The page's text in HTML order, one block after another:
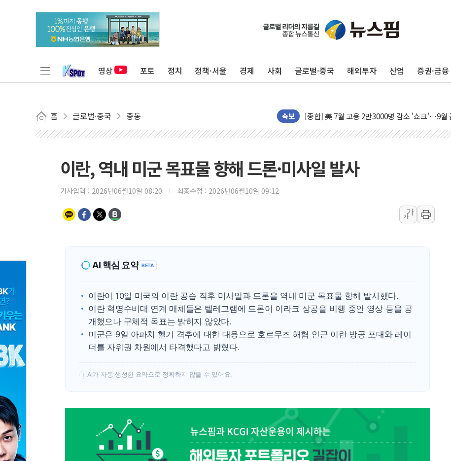
영상 포토 정치 정책·서울 경제 사회 글로벌·중국 해외투자 산업 증권·금융
홈 글로벌·중국 중동 속보
트럼프, 백신·자폐증 행정명령 검토…"이르면 다
美 항소법원, 백악관 무도회장 공사 중단 명령…
美 고용 쇼크에 엔화 장중 급등…시장은 "또 개
[AI MY 뉴스] 뉴욕 반도체주 프리뷰...美 고용 쇼
[종합] 美 7월 고용 2만3000명 감소 '쇼크'…9월
[사진] 이슬람 수니파 3개국, 공동방위협정 체결
보훈부, 미 DPAA와 MOU… "6·25 미군 실종자
트럼프 "금리 내려야"…파월 때와 달리 워시엔 톤
李 "해남 태양광, 대한민국 다음 100년 밑거름
李 대통령, '6시간 마라톤 부동산 2차 회의' 주
트럼프, 中 겨냥 폴리실리콘 관세 15% 부과…美
[사진] 빈살만과 에르도안의 만남
이란와이어 "이란 최고지도자 위독…곧 사망해
남동발전, 해남군에 국내 최대 규모 400MW 태
[인도증시] 중동 불안 속 유가 상승에 소폭 하락...
황희 '폐버스 청년주택' SNS 글 역풍에 "정부정
이란, 역내 미군 목표물 향해 드론·미사일 발사
기사입력 : 2026년06월10일 08:20 최종수정 : 2026년06월10일 09:12
가
가
AI 핵심 요약 BETA
이란이 10일 미국의 이란 공습 직후 미사일과 드론을 역내 미군 목표물 향해 발사했다.
이란 혁명수비대 연계 매체들은 텔레그램에 드론이 이라크 상공을 비행 중인 영상 등을 공
개했으나 구체적 목표는 밝히지 않았다.
미군은 9일 아파치 헬기 격추에 대한 대응으로 호르무즈 해협 인근 이란 방공 포대와 레이
더를 자위권 차원에서 타격했다고 밝혔다.
! AI가 자동 생성한 요약으로 정확하지 않을 수 있어요.